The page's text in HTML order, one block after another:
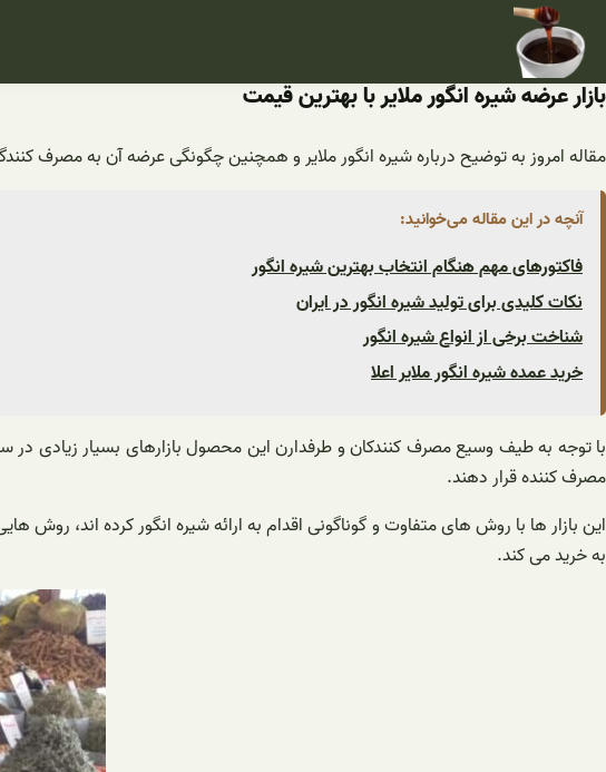
محتوا
بازار عرضه شیره انگور ملایر با بهترین قیمت
مقاله امروز به توضیح درباره شیره انگور ملایر و همچنین چگونگی عرضه آن به مصرف
آنچه در این مقاله می‌خوانید:
فاکتورهای مهم هنگام انتخاب بهترین شیره انگور
نکات کلیدی برای تولید شیره انگور در ایران
شناخت برخی از انواع شیره انگور
خرید عمده شیره انگور ملایر اعلا
با توجه به طیف وسیع مصرف کنندکان و طرفدارن این محصول بازارهای بسیار زیادی در
مصرف کننده قرار دهند.
این بازار ها با روش های متفاوت و گوناگونی اقدام به ارائه شیره انگور کرده اند،
به خرید می کند.